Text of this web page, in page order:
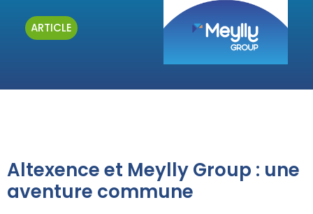
ARTICLE
Altexence et Meylly Group : une
aventure commune